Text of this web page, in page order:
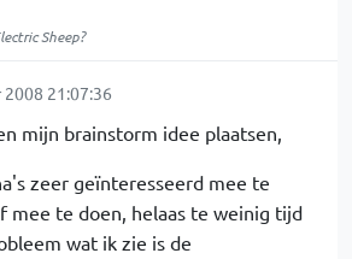
Sheep?
21:07:36
mijn brainstorm idee plaatsen,
zeer geïnteresseerd mee te
mee te doen, helaas te weinig tijd
wat ik zie is de